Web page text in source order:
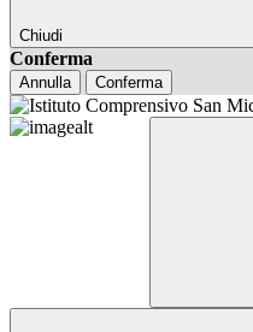
Chiudi
Conferma
Annulla Conferma